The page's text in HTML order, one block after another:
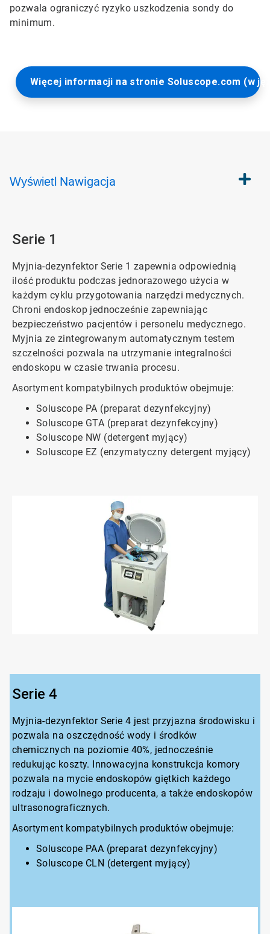
pozwala ograniczyć ryzyko uszkodzenia sondy do
minimum.
Więcej informacji na stronie Soluscope.com (w
Wyświetl Nawigacja
Serie 1
Myjnia-dezynfektor Serie 1 zapewnia odpowiednią
ilość produktu podczas jednorazowego użycia w
każdym cyklu przygotowania narzędzi medycznych.
Chroni endoskop jednocześnie zapewniając
bezpieczeństwo pacjentów i personelu medycznego.
Myjnia ze zintegrowanym automatycznym testem
szczelności pozwala na utrzymanie integralności
endoskopu w czasie trwania procesu.
Asortyment kompatybilnych produktów obejmuje:
Soluscope PA (preparat dezynfekcyjny)
Soluscope GTA (preparat dezynfekcyjny)
Soluscope NW (detergent myjący)
Soluscope EZ (enzymatyczny detergent myjący)
Serie 4
Myjnia-dezynfektor Serie 4 jest przyjazna środowisku i
pozwala na oszczędność wody i środków
chemicznych na poziomie 40%, jednocześnie
redukując koszty. Innowacyjna konstrukcja komory
pozwala na mycie endoskopów giętkich każdego
rodzaju i dowolnego producenta, a także endoskopów
ultrasonograficznych.
Asortyment kompatybilnych produktów obejmuje:
Soluscope PAA (preparat dezynfekcyjny)
Soluscope CLN (detergent myjący)